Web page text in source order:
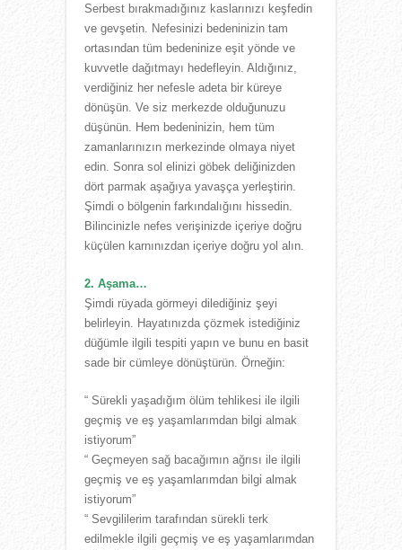
Serbest bırakmadığınız kaslarınızı keşfedin
ve gevşetin. Nefesinizi bedeninizin tam
ortasından tüm bedeninize eşit yönde ve
kuvvetle dağıtmayı hedefleyin. Aldığınız,
verdiğiniz her nefesle adeta bir küreye
dönüşün. Ve siz merkezde olduğunuzu
düşünün. Hem bedeninizin, hem tüm
zamanlarınızın merkezinde olmaya niyet
edin. Sonra sol elinizi göbek deliğinizden
dört parmak aşağıya yavaşça yerleştirin.
Şimdi o bölgenin farkındalığını hissedin.
Bilincinizle nefes verişinizde içeriye doğru
küçülen karnınızdan içeriye doğru yol alın.
2. Aşama…
Şimdi rüyada görmeyi dilediğiniz şeyi
belirleyin. Hayatınızda çözmek istediğiniz
düğümle ilgili tespiti yapın ve bunu en basit
sade bir cümleye dönüştürün. Örneğin:
“ Sürekli yaşadığım ölüm tehlikesi ile ilgili
geçmiş ve eş yaşamlarımdan bilgi almak
istiyorum”
“ Geçmeyen sağ bacağımın ağrısı ile ilgili
geçmiş ve eş yaşamlarımdan bilgi almak
istiyorum”
“ Sevgililerim tarafından sürekli terk
edilmekle ilgili geçmiş ve eş yaşamlarımdan